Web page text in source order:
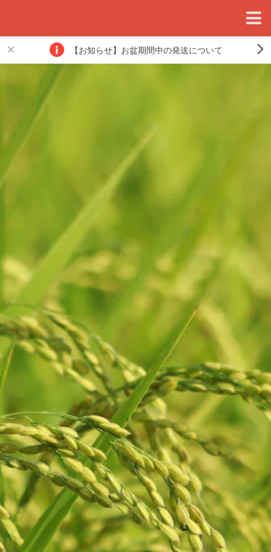
【お知らせ】お盆期間中の発送について